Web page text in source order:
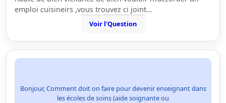
emploi cuisineirs ,vous trouvez ci joint…
Voir l'Question
Bonjour, Comment doit on faire pour devenir enseignant dans
les écoles de soins (aide soignante ou